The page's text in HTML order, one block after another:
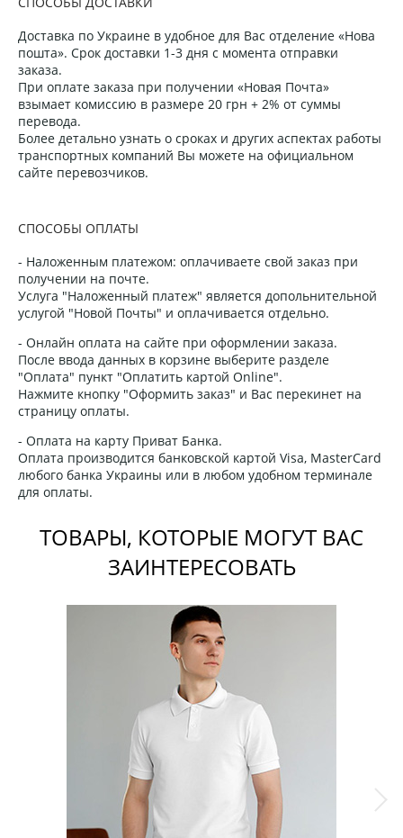
Доставка по Украине в удобное для Вас отделение «Нова
пошта». Срок доставки 1-3 дня с момента отправки
заказа.
При оплате заказа при получении «Новая Почта»
взымает комиссию в размере 20 грн + 2% от суммы
перевода.
Более детально узнать о сроках и других аспектах работы
транспортных компаний Вы можете на официальном
сайте перевозчиков.
СПОСОБЫ ОПЛАТЫ
- Наложенным платежом: оплачиваете свой заказ при
получении на почте.
Услуга "Наложенный платеж" является допольнительной
услугой "Новой Почты" и оплачивается отдельно.
- Онлайн оплата на сайте при оформлении заказа.
После ввода данных в корзине выберите разделе
"Оплата" пункт "Оплатить картой Online".
Нажмите кнопку "Оформить заказ" и Вас перекинет на
страницу оплаты.
- Оплата на карту Приват Банка.
Оплата производится банковской картой Visa, MasterCard
любого банка Украины или в любом удобном терминале
для оплаты.
ТОВАРЫ, КОТОРЫЕ МОГУТ ВАС
ЗАИНТЕРЕСОВАТЬ